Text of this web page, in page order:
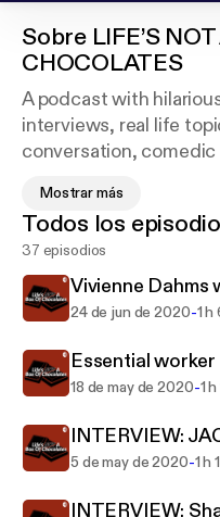
Sobre LIFE’S
CHOCOLATES
A podcast with
interviews, real life
conversation, comedic
Listen. Laugh. Enjoy.
Follow us on
Ronnie
Rob @VoiceOfGawds
Mostrar más
Todos los
37 episodios
Vivienne Dahms
24 de jun de 2020-1 h
Essential
18 de may de 2020-1
INTERVIEW:
5 de may de 2020-1 h
INTERVIEW: